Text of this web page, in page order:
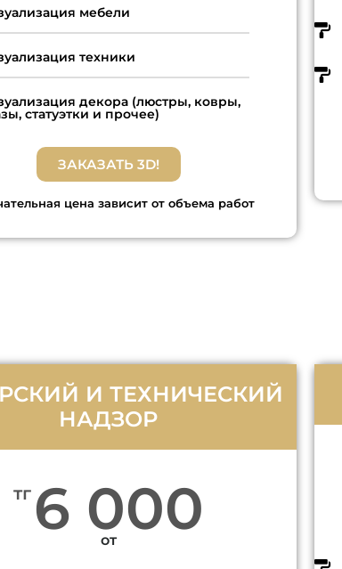
мебели
техники
декора (люстры, ковры,
статуэтки и прочее)
ЗАКАЗАТЬ 3D!
цена зависит от объема работ
И ТЕХНИЧЕСКИЙ
НАДЗОР
тг 6 000
от